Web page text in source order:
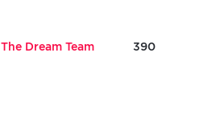
The Dream Team 390